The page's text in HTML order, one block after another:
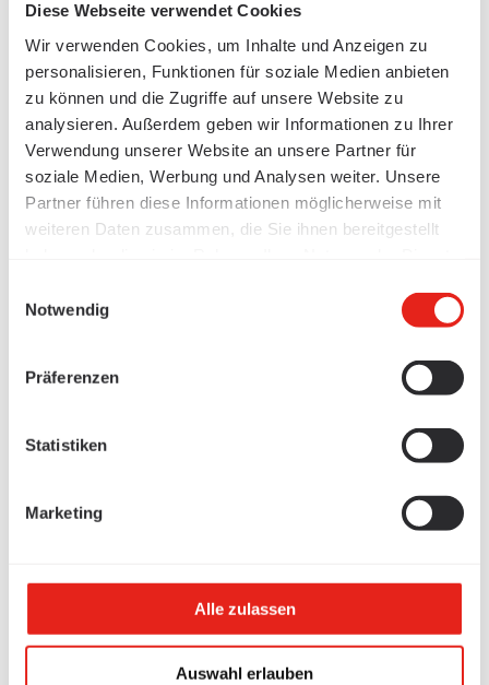
Diese Webseite verwendet Cookies
Wir verwenden Cookies, um Inhalte und Anzeigen zu
personalisieren, Funktionen für soziale Medien anbieten
zu können und die Zugriffe auf unsere Website zu
analysieren. Außerdem geben wir Informationen zu Ihrer
Verwendung unserer Website an unsere Partner für
soziale Medien, Werbung und Analysen weiter. Unsere
Partner führen diese Informationen möglicherweise mit
weiteren Daten zusammen, die Sie ihnen bereitgestellt
Notwendig
Präferenzen
Statistiken
Marketing
Alle zulassen
Auswahl erlauben